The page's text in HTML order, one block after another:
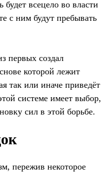
всецело во власти
с ним будут пребывать
первых создал
которой лежит
так или иначе приведёт
системе имеет выбор,
сил в этой борьбе.
пережив некоторое